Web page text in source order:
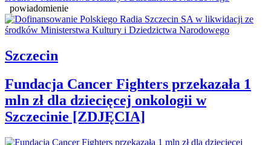
powiadomienie
Szczecin
Fundacja Cancer Fighters przekazała 1
mln zł dla dziecięcej onkologii w
Szczecinie [ZDJĘCIA]